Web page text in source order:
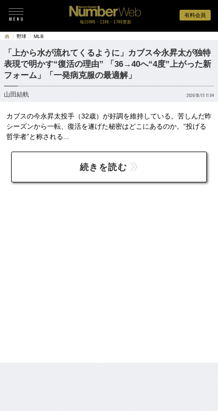
有料会員
毎日6時・11時・17時更新
野球 MLB
「上から水が流れてくるように」カブス今永昇太が独特
表現で明かす“復活の理由” 「36→40へ“4度”上がった新
フォーム」「一発病克服の最適解」
山田結軌 2026/05/15 11:04
カブスの今永昇太投手（32歳）が好調を維持している。苦しんだ昨
シーズンから一転、復活を遂げた秘密はどこにあるのか。“投げる
哲学者”と称される...
続きを読む